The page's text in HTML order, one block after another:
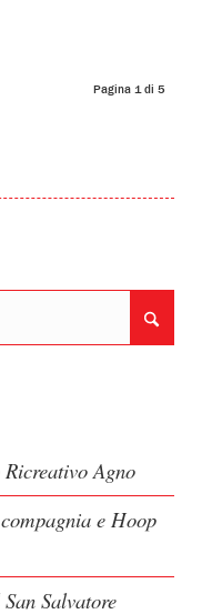
Pagina 1 di 5
Agno
e Hoop
Salvatore